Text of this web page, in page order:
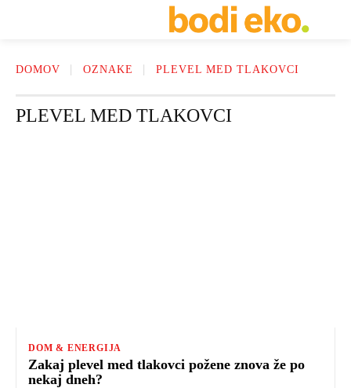
DOMOV OZNAKE PLEVEL MED TLAKOVCI
PLEVEL MED TLAKOVCI
DOM & ENERGIJA
Zakaj plevel med tlakovci požene znova že po
nekaj dneh?